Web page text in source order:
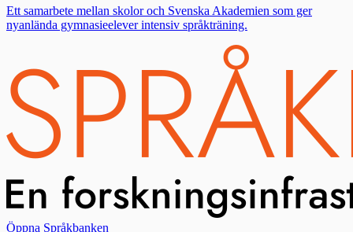
Ett samarbete mellan skolor och Svenska Akademien som ger
nyanlända gymnasieelever intensiv språkträning.
Öppna Språkbanken